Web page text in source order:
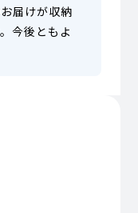
届けが収納
今後ともよ